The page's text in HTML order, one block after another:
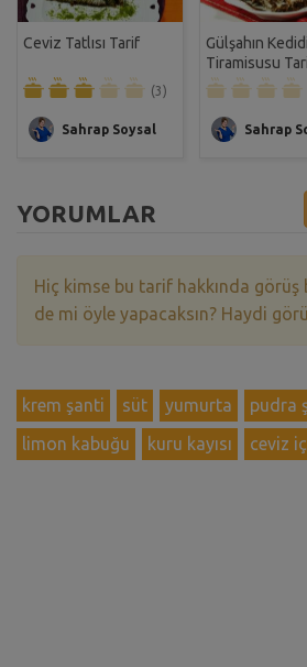
Ceviz Tatlısı Tarif
(3)
Sahrap Soysal
Gülşahın
Tiramisusu
Sahrap
YORUMLAR
Hiç kimse bu tarif hakkında görüş
de mi öyle yapacaksın? Haydi
krem şanti süt yumurta pudra
limon kabuğu
kuru kayısı ceviz